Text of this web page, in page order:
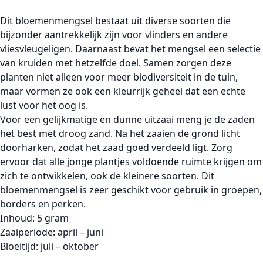
Dit bloemenmengsel bestaat uit diverse soorten die
bijzonder aantrekkelijk zijn voorvlinders en andere
vliesvleugeligen. Daarnaast bevat het mengsel een selectie
van kruiden met hetzelfde doel. Samen zorgen deze
planten niet alleen voor meer biodiversiteit in de tuin,
maar vormen ze ook een kleurrijk geheel dat een echte
lust voor het oog is.
Voor een gelijkmatige en dunne uitzaai meng je de zaden
het best metdroog zand. Na het zaaien de grond licht
doorharken, zodat het zaad goed verdeeld ligt. Zorg
ervoor dat alle jonge plantjes voldoende ruimte krijgen om
zich te ontwikkelen, ook de kleinere soorten. Dit
bloemenmengsel is zeer geschikt voor gebruik in groepen,
borders en perken.
Inhoud: 5 gram
Zaaiperiode: april – juni
Bloeitijd: juli – oktober